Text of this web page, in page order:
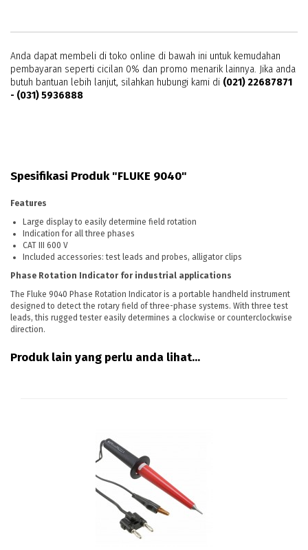
Anda dapat membeli di toko online di bawah ini untuk kemudahan
pembayaran seperti cicilan 0% dan promo menarik lainnya. Jika anda
butuh bantuan lebih lanjut, silahkan hubungi kami di (021) 22687871
- (031) 5936888
Spesifikasi Produk "FLUKE 9040"
Features
Large display to easily determine field rotation
Indication for all three phases
CAT III 600 V
Included accessories: test leads and probes, alligator clips
Phase Rotation Indicator for industrial applications
The Fluke 9040 Phase Rotation Indicator is a portable handheld instrument
designed to detect the rotary field of three-phase systems. With three test
leads, this rugged tester easily determines a clockwise or counterclockwise
direction.
Produk lain yang perlu anda lihat...